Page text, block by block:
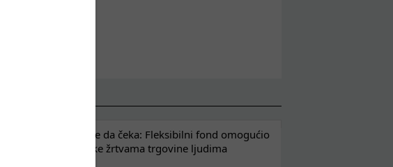
Oporavak ne može da čeka: Fleksibilni fond omogućio
kontinuitet podrške žrtvama trgovine ljudima